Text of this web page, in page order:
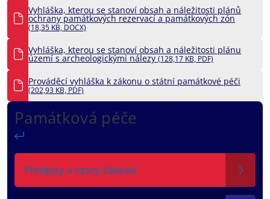
Památková péče
Předpisy a vzory žádostí
Vyhláška, kterou se stanoví obsah a náležitosti plánů
ochrany památkových rezervací a památkových zón
(18,35 KB, DOCX)
Vyhláška, kterou se stanoví obsah a náležitosti plánu
území s archeologickými nálezy(128,17 KB, PDF)
Prováděcí vyhláška k zákonu o státní památkové péči
(202,93 KB, PDF)